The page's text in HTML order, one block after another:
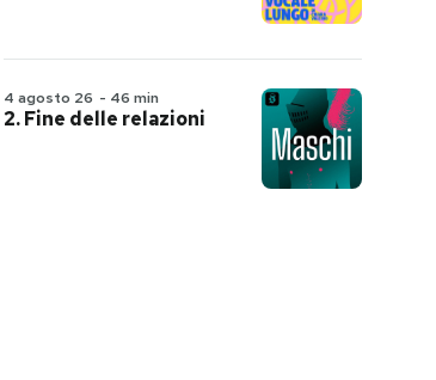
4 agosto 26 - 46 min
2. Fine delle relazioni